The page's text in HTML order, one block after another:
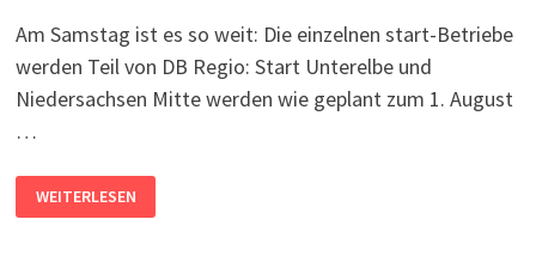
Am Samstag ist es so weit: Die einzelnen start-Betriebe
werden Teil von DB Regio: Start Unterelbe und
Niedersachsen Mitte werden wie geplant zum 1. August
…
SAMSTAG:
START
WEITERLESEN